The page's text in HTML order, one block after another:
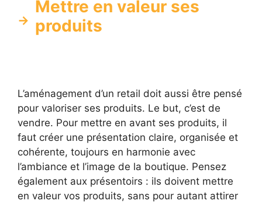
Mettre en valeur ses
produits
L’aménagement d’un retail doit aussi être pensé
pour valoriser ses produits. Le but, c’est de
vendre. Pour mettre en avant ses produits, il
faut créer une présentation claire, organisée et
cohérente, toujours en harmonie avec
l’ambiance et l’image de la boutique. Pensez
également aux présentoirs : ils doivent mettre
en valeur vos produits, sans pour autant attirer